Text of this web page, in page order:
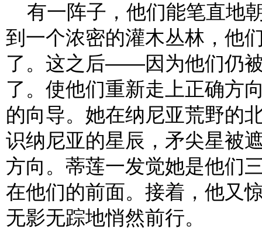
有一阵子，他们能笔直地
到一个浓密的灌木丛林，他
了。这之后——因为他们仍
了。使他们重新走上正确方
的向导。她在纳尼亚荒野的
识纳尼亚的星辰，矛尖星被
方向。蒂莲一发觉她是他们
在他们的前面。接着，他又
无影无踪地悄然前行。